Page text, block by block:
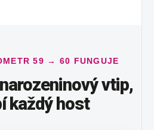
59 → 60 FUNGUJE
vtip,
každý host